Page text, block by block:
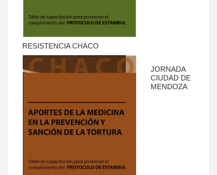
RESISTENCIA CHACO
JORNADA
CIUDAD DE
MENDOZA